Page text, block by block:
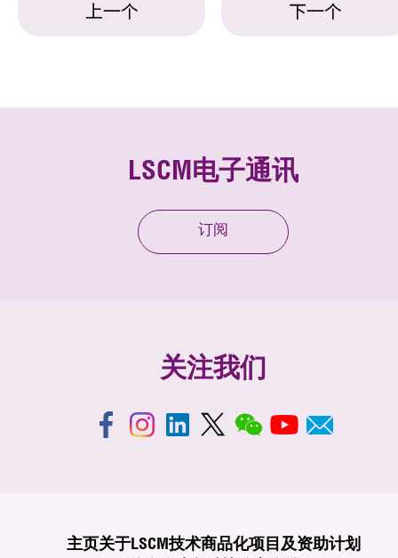
上一个 下一个
LSCM电子通讯
订阅
关注我们
主页关于LSCM技术商品化项目及资助计划